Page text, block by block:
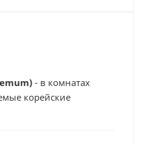
- в комнатах
корейские
растения с